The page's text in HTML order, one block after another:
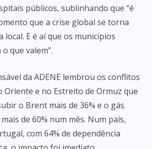
públicos, sublinhando que “é
que a crise global se torna
local. E é aí que os municípios
que valem”.
da ADENE lembrou os conflitos
Oriente e no Estreito de Ormuz que
o Brent mais de 36% e o gás
de 60% num mês. Num país,
com 64% de dependência